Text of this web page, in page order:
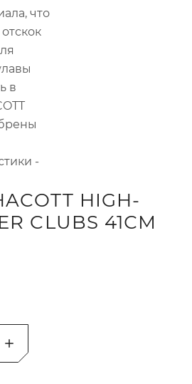
что
в
-
HIGH-
CLUBS 41СМ